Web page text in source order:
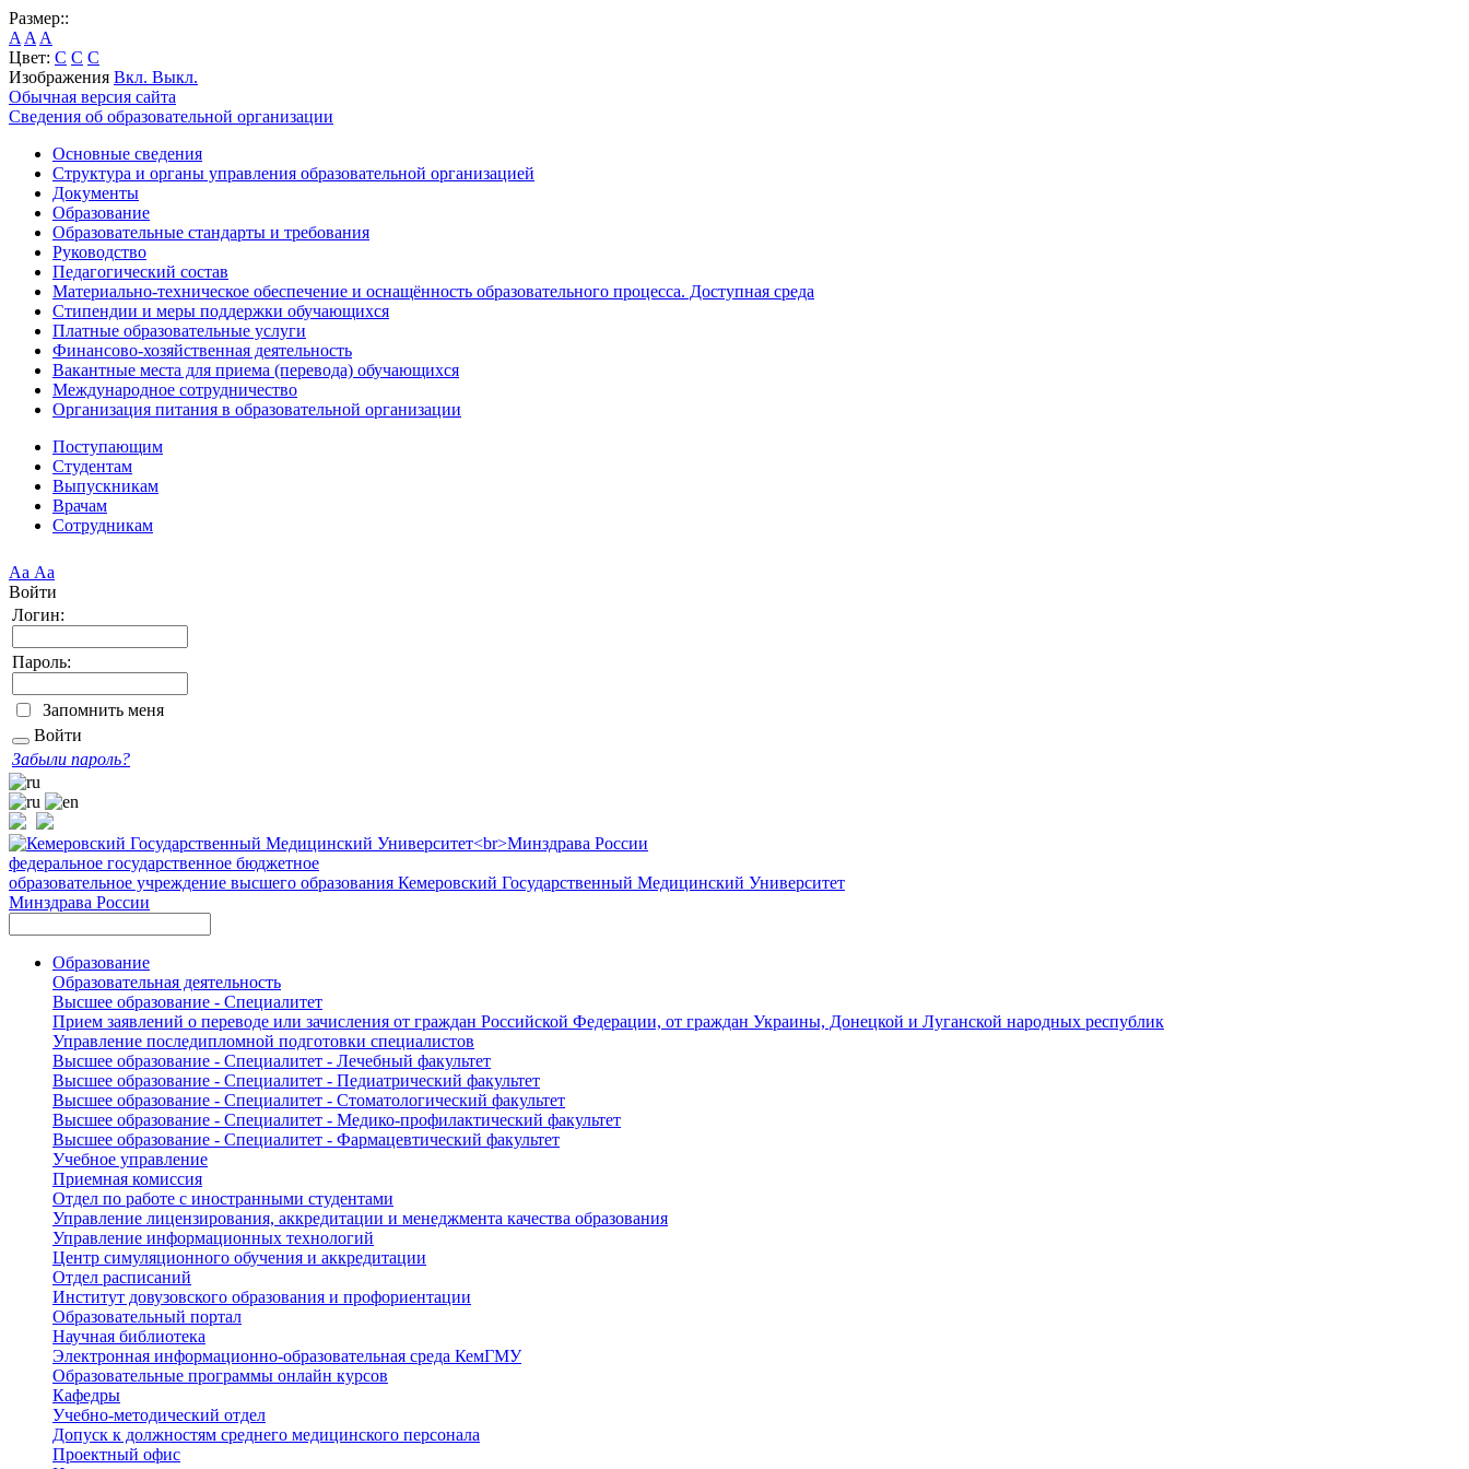
Размер::
A A A
Цвет: C C C
Изображения Вкл. Выкл.
Обычная версия сайта
Сведения об образовательной организации
Основные сведения
Структура и органы управления образовательной организацией
Документы
Образование
Образовательные стандарты и требования
Руководство
Педагогический состав
Материально-техническое обеспечение и оснащённость образовательного процесса. Доступная среда
Стипендии и меры поддержки обучающихся
Платные образовательные услуги
Финансово-хозяйственная деятельность
Вакантные места для приема (перевода) обучающихся
Международное сотрудничество
Организация питания в образовательной организации
Поступающим
Студентам
Выпускникам
Врачам
Сотрудникам
Аа Аа
Войти
Логин:
Пароль:
Запомнить меня
Войти
Забыли пароль?
федеральное государственное бюджетное
образовательное учреждение высшего образования Кемеровский Государственный Медицинский Университет
Минздрава России
Образование
Образовательная деятельность
Высшее образование - Специалитет
Прием заявлений о переводе или зачисления от граждан Российской Федерации, от граждан Украины, Донецкой и Луганской народных республик
Управление последипломной подготовки специалистов
Высшее образование - Специалитет - Лечебный факультет
Высшее образование - Специалитет - Педиатрический факультет
Высшее образование - Специалитет - Стоматологический факультет
Высшее образование - Специалитет - Медико-профилактический факультет
Высшее образование - Специалитет - Фармацевтический факультет
Учебное управление
Приемная комиссия
Отдел по работе с иностранными студентами
Управление лицензирования, аккредитации и менеджмента качества образования
Управление информационных технологий
Центр симуляционного обучения и аккредитации
Отдел расписаний
Институт довузовского образования и профориентации
Образовательный портал
Научная библиотека
Электронная информационно-образовательная среда КемГМУ
Образовательные программы онлайн курсов
Кафедры
Учебно-методический отдел
Допуск к должностям среднего медицинского персонала
Проектный офис